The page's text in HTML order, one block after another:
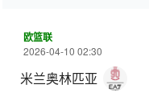
欧篮联
2026-04-10 02:30
米兰奥林匹亚